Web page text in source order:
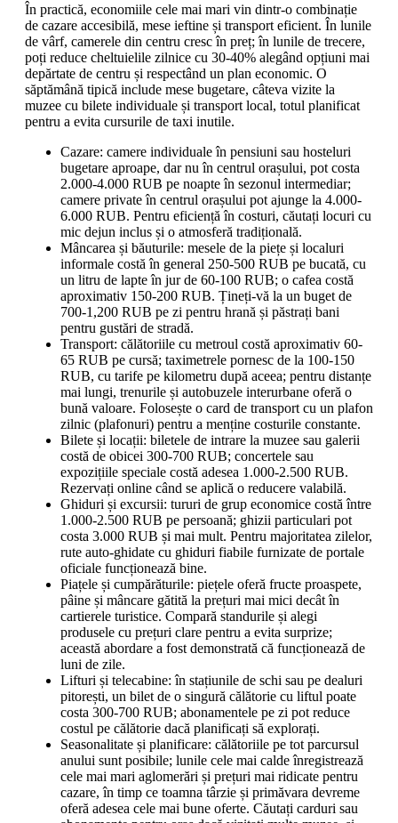
În practică, economiile cele mai mari vin dintr-o combinație
de cazare accesibilă, mese ieftine și transport eficient. În lunile
de vârf, camerele din centru cresc în preț; în lunile de trecere,
poți reduce cheltuielile zilnice cu 30-40% alegând opțiuni mai
depărtate de centru și respectând un plan economic. O
săptămână tipică include mese bugetare, câteva vizite la
muzee cu bilete individuale și transport local, totul planificat
pentru a evita cursurile de taxi inutile.
Cazare: camere individuale în pensiuni sau hosteluri
bugetare aproape, dar nu în centrul orașului, pot costa
2.000-4.000 RUB pe noapte în sezonul intermediar;
camere private în centrul orașului pot ajunge la 4.000-
6.000 RUB. Pentru eficiență în costuri, căutați locuri cu
mic dejun inclus și o atmosferă tradițională.
Mâncarea și băuturile: mesele de la piețe și localuri
informale costă în general 250-500 RUB pe bucată, cu
un litru de lapte în jur de 60-100 RUB; o cafea costă
aproximativ 150-200 RUB. Țineți-vă la un buget de
700-1,200 RUB pe zi pentru hrană și păstrați bani
pentru gustări de stradă.
Transport: călătoriile cu metroul costă aproximativ 60-
65 RUB pe cursă; taximetrele pornesc de la 100-150
RUB, cu tarife pe kilometru după aceea; pentru distanțe
mai lungi, trenurile și autobuzele interurbane oferă o
bună valoare. Folosește o card de transport cu un plafon
zilnic (plafonuri) pentru a menține costurile constante.
Bilete și locații: biletele de intrare la muzee sau galerii
costă de obicei 300-700 RUB; concertele sau
expozițiile speciale costă adesea 1.000-2.500 RUB.
Rezervați online când se aplică o reducere valabilă.
Ghiduri și excursii: tururi de grup economice costă între
1.000-2.500 RUB pe persoană; ghizii particulari pot
costa 3.000 RUB și mai mult. Pentru majoritatea zilelor,
rute auto-ghidate cu ghiduri fiabile furnizate de portale
oficiale funcționează bine.
Piațele și cumpărăturile: piețele oferă fructe proaspete,
pâine și mâncare gătită la prețuri mai mici decât în
cartierele turistice. Compară standurile și alegi
produsele cu prețuri clare pentru a evita surprize;
această abordare a fost demonstrată că funcționează de
luni de zile.
Lifturi și telecabine: în stațiunile de schi sau pe dealuri
pitorești, un bilet de o singură călătorie cu liftul poate
costa 300-700 RUB; abonamentele pe zi pot reduce
costul pe călătorie dacă planificați să explorați.
Seasonalitate și planificare: călătoriile pe tot parcursul
anului sunt posibile; lunile cele mai calde înregistrează
cele mai mari aglomerări și prețuri mai ridicate pentru
cazare, în timp ce toamna târzie și primăvara devreme
oferă adesea cele mai bune oferte. Căutați carduri sau